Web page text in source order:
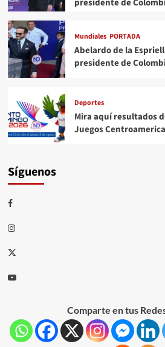
presidente de
Mundiales PORTADA
Abelardo de la
presidente de
Deportes
Mira aquí resultados
Juegos
Síguenos
Comparte en tus